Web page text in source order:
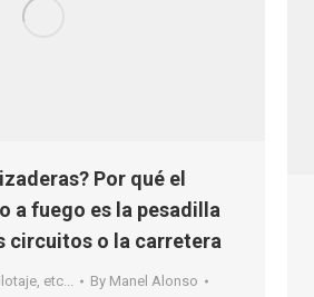
Por qué el
a fuego es la pesadilla
circuitos o la carretera
etc... By Manel Alonso